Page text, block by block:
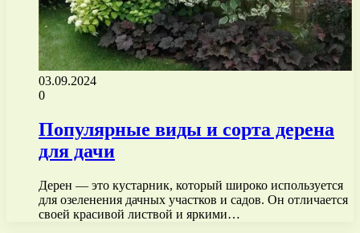
03.09.2024
0
Популярные виды и сорта дерена
для дачи
Дерен — это кустарник, который широко используется
для озеленения дачных участков и садов. Он отличается
своей красивой листвой и яркими…